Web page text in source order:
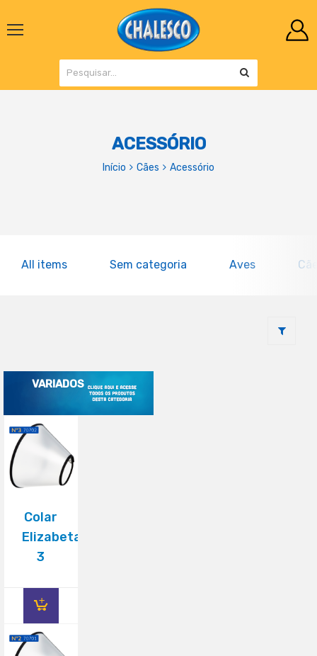
ACESSÓRIO
Início Cães Acessório
All items Sem categoria Aves
VARIADOS
Colar
Elizabetano
3